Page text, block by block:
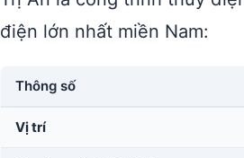
điện lớn nhất miền Nam:
Thông số
Vị trí